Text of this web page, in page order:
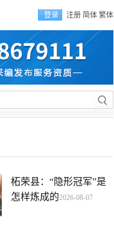
登录 注册 简体 繁体
柘荣县：“隐形冠军”是
怎样炼成的2026-08-07